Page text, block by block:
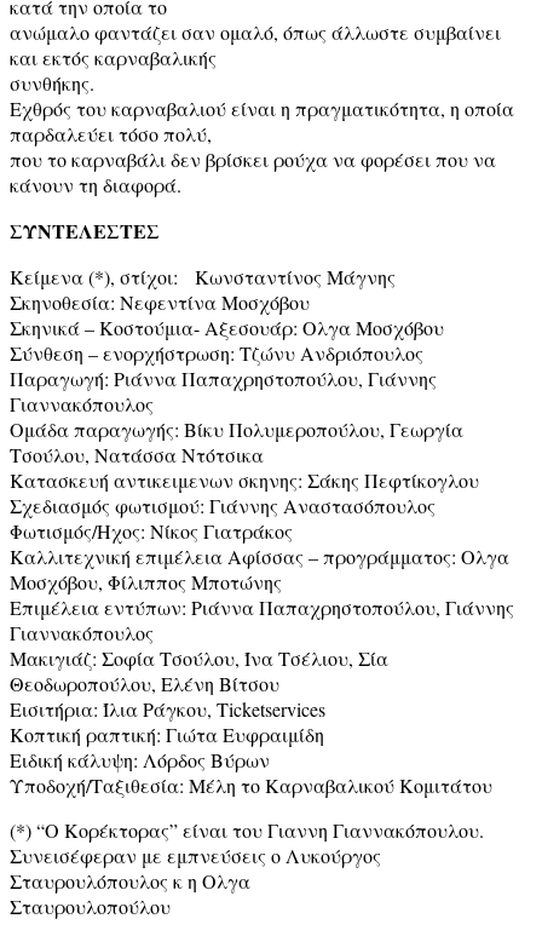
κατά την οποία το
ανώμαλο φαντάζει σαν ομαλό, όπως άλλωστε συμβαίνει
και εκτός καρναβαλικής
συνθήκης.
Εχθρός του καρναβαλιού είναι η πραγματικότητα, η οποία
παρδαλεύει τόσο πολύ,
που το καρναβάλι δεν βρίσκει ρούχα να φορέσει που να
κάνουν τη διαφορά.
ΣΥΝΤΕΛΕΣΤΕΣ
Κείμενα (*), στίχοι: Κωνσταντίνος Μάγνης
Σκηνοθεσία: Νεφεντίνα Μοσχόβου
Σκηνικά – Κοστούμια- Αξεσουάρ: Ολγα Μοσχόβου
Σύνθεση – ενορχήστρωση: Τζώνυ Ανδριόπουλος
Παραγωγή: Ριάννα Παπαχρηστοπούλου, Γιάννης
Γιαννακόπουλος
Ομάδα παραγωγής: Βίκυ Πολυμεροπούλου, Γεωργία
Τσούλου, Νατάσσα Ντότσικα
Κατασκευή αντικειμενων σκηνης: Σάκης Πεφτίκογλου
Σχεδιασμός φωτισμού: Γιάννης Αναστασόπουλος
Φωτισμός/Ηχος: Νίκος Γιατράκος
Καλλιτεχνική επιμέλεια Αφίσσας – προγράμματος: Ολγα
Μοσχόβου, Φίλιππος Μποτώνης
Επιμέλεια εντύπων: Ριάννα Παπαχρηστοπούλου, Γιάννης
Γιαννακόπουλος
Μακιγιάζ: Σοφία Τσούλου, Ίνα Τσέλιου, Σία
Θεοδωροπούλου, Ελένη Βίτσου
Εισιτήρια: Ίλια Ράγκου, Ticketservices
Κοπτική ραπτική: Γιώτα Ευφραιμίδη
Ειδική κάλυψη: Λόρδος Βύρων
Υποδοχή/Ταξιθεσία: Μέλη το Καρναβαλικού Κομιτάτου
(*) “Ο Κορέκτορας” είναι του Γιαννη Γιαννακόπουλου.
Συνεισέφεραν με εμπνεύσεις ο Λυκούργος
Σταυρουλόπουλος κ η Ολγα
Σταυρουλοπούλου